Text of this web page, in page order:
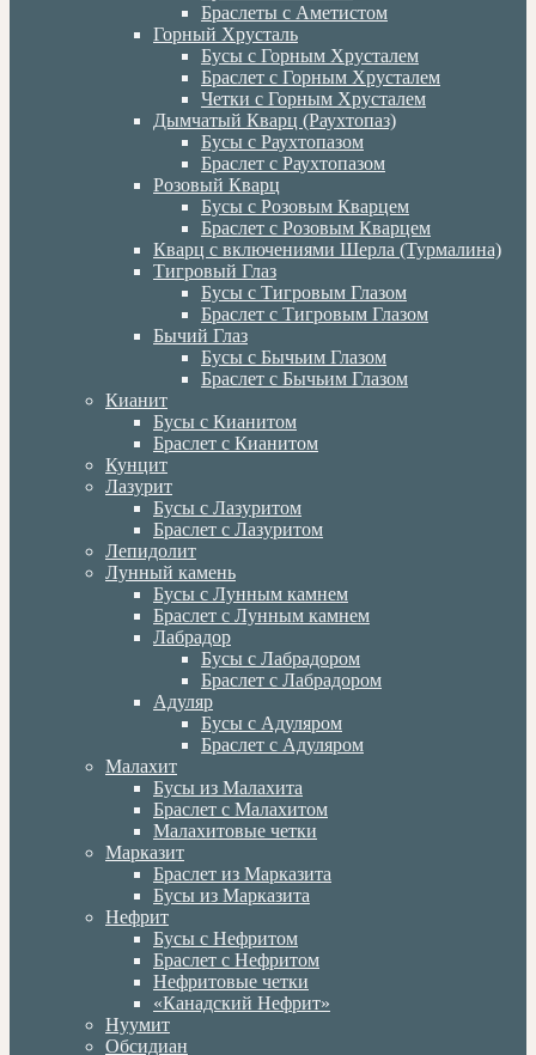
Браслеты с Аметистом
Горный Хрусталь
Бусы с Горным Хрусталем
Браслет с Горным Хрусталем
Четки с Горным Хрусталем
Дымчатый Кварц (Раухтопаз)
Бусы с Раухтопазом
Браслет с Раухтопазом
Розовый Кварц
Бусы с Розовым Кварцем
Браслет с Розовым Кварцем
Кварц с включениями Шерла (Турмалина)
Тигровый Глаз
Бусы с Тигровым Глазом
Браслет с Тигровым Глазом
Бычий Глаз
Бусы с Бычьим Глазом
Браслет с Бычьим Глазом
Кианит
Бусы с Кианитом
Браслет с Кианитом
Кунцит
Лазурит
Бусы с Лазуритом
Браслет с Лазуритом
Лепидолит
Лунный камень
Бусы с Лунным камнем
Браслет с Лунным камнем
Лабрадор
Бусы с Лабрадором
Браслет с Лабрадором
Адуляр
Бусы с Адуляром
Браслет с Адуляром
Малахит
Бусы из Малахита
Браслет с Малахитом
Малахитовые четки
Марказит
Браслет из Марказита
Бусы из Марказита
Нефрит
Бусы с Нефритом
Браслет с Нефритом
Нефритовые четки
«Канадский Нефрит»
Нуумит
Обсидиан